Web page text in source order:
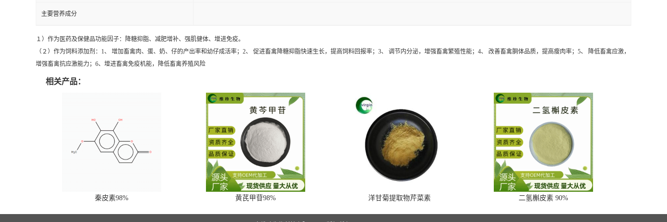
主要营养成分
１）作为医药及保健品功能因子：降糖抑脂、减肥增补、强肌健体、增进免疫。
（２）作为饲料添加剂：1、 增加畜禽肉、蛋、奶、仔的产出率和幼仔成活率；2、 促进畜禽降糖抑脂快速生长，提高饲料回报率；3、 调节内分泌，增强畜禽繁殖性能；4、 改善畜禽胴体品质，提高瘦肉率；5、 降低畜禽应激，
增强畜禽抗应激能力；6、增进畜禽免疫机能，降低畜禽养殖风险
相关产品：
秦皮素98% 黄芪甲苷98% 洋甘菊提取物芹菜素 二氢槲皮素 90%